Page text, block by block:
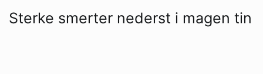
Sterke smerter nederst i magen tin